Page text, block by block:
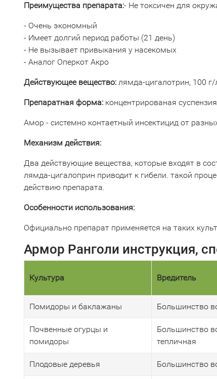
Преимущества препарата:- Не токсичен для
- Очень экономный
- Имеет долгий период работы (21 день)
- Не вызывает привыкания у насекомых
- Аналог Оперкот Акро
Действующее вещество: лямда-цигалотрин, 100
Препаратная форма: концентрированая суспензия
Амор - системно контаетный инсектицид от
Механизм действия:
Два действующие вещества, которые входят в
лямда-цигалоприн приводит к гибели. такой
действию препарата.
Особенности использования:
Официально препарат применяется на таких
Армор Ранголи инструкция,
Культура Вредитель
Помидоры и баклажаны Большинство
Почвенные огурцы и
помидоры
Большинство
тепличная
Плодовые деревья Большинство